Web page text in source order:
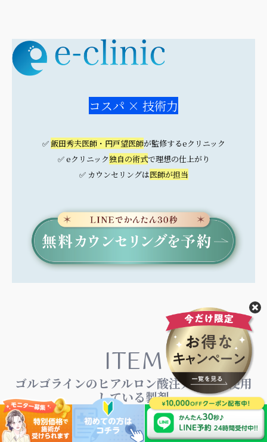
コスパ × 技術力
✅飯田秀夫医師・円戸望医師が監修するeクリニック
✅ eクリニック独自の術式で理想の仕上がり
✅ カウンセリングは医師が担当
ITEM
ゴルゴラインのヒアルロン酸注入で主に使用
している製剤